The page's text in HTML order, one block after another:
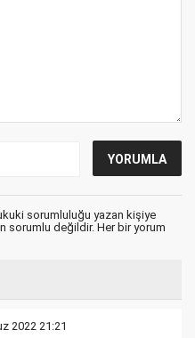
sorumluluğu yazan kişiye
sorumlu değildir. Her bir yorum
2022 21:21